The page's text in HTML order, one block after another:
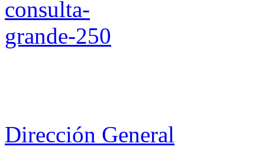
Dirección General